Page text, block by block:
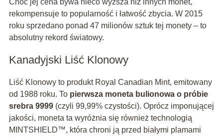
Choć jej cena bywa nieco wyższa niż innych monet,
rekompensuje to popularność i łatwość zbycia. W 2015
roku sprzedano ponad 47 milionów sztuk tej monety – to
absolutny rekord światowy.
Kanadyjski Liść Klonowy
Liść Klonowy to produkt Royal Canadian Mint, emitowany
od 1988 roku. To pierwsza moneta bulionowa o próbie
srebra 9999(czyli 99,99% czystości). Oprócz imponującej
jakości, moneta ta wyróżnia się również technologią
MINTSHIELD™, która chroni ją przed białymi plamami